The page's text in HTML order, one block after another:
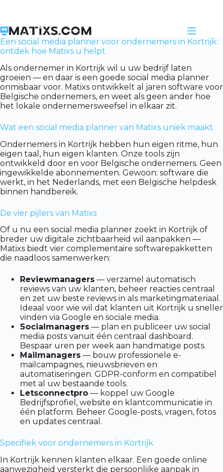
Een social media planner voor ondernemers in Kortrijk:
ontdek hoe Matixs u helpt
Als ondernemer in Kortrijk wil u uw bedrijf laten
groeien — en daar is een goede social media planner
onmisbaar voor. Matixs ontwikkelt al jaren software voor
Belgische ondernemers, en weet als geen ander hoe
het lokale ondernemersweefsel in elkaar zit.
Wat een social media planner van Matixs uniek maakt
Ondernemers in Kortrijk hebben hun eigen ritme, hun
eigen taal, hun eigen klanten. Onze tools zijn
ontwikkeld door en voor Belgische ondernemers. Geen
ingewikkelde abonnementen. Gewoon: software die
werkt, in het Nederlands, met een Belgische helpdesk
binnen handbereik.
De vier pijlers van Matixs
Of u nu een social media planner zoekt in Kortrijk of
breder uw digitale zichtbaarheid wil aanpakken —
Matixs biedt vier complementaire softwarepakketten
die naadloos samenwerken:
Reviewmanagers — verzamel automatisch
reviews van uw klanten, beheer reacties centraal
en zet uw beste reviews in als marketingmateriaal.
Ideaal voor wie wil dat klanten uit Kortrijk u sneller
vinden via Google en sociale media.
Socialmanagers — plan en publiceer uw social
media posts vanuit één centraal dashboard.
Bespaar uren per week aan handmatige posts.
Mailmanagers — bouw professionele e-
mailcampagnes, nieuwsbrieven en
automatiseringen. GDPR-conform en compatibel
met al uw bestaande tools.
Letsconnectpro — koppel uw Google
Bedrijfsprofiel, website en klantcommunicatie in
één platform. Beheer Google-posts, vragen, fotos
en updates centraal.
Specifiek voor ondernemers in Kortrijk
In Kortrijk kennen klanten elkaar. Een goede online
aanwezigheid versterkt die persoonlijke aanpak in